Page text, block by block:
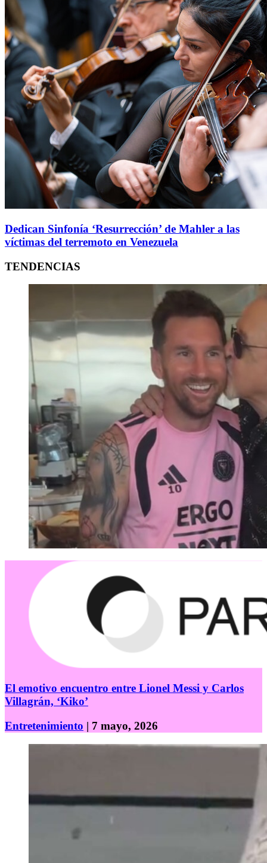
Dedican Sinfonía ‘Resurrección’ de Mahler a las
víctimas del terremoto en Venezuela
TENDENCIAS
El emotivo encuentro entre Lionel Messi y Carlos
Villagrán, ‘Kiko’
Entretenimiento | 7 mayo, 2026